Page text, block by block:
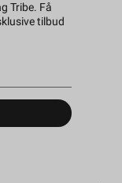
Tribe. Få
tilbud